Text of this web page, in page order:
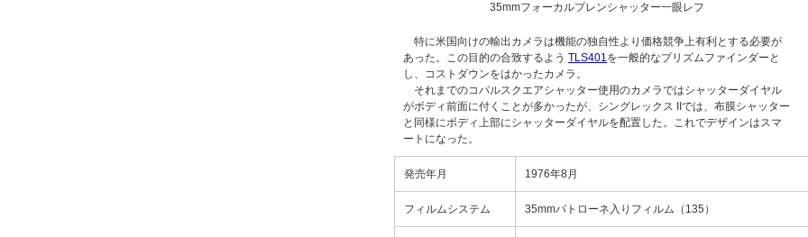
35mmフォーカルプレンシャッター一眼レフ
特に米国向けの輸出カメラは機能の独自性より価格競争上有利とする必要が
あった。この目的の合致するよう TLS401を一般的なプリズムファインダーと
し、コストダウンをはかったカメラ。
それまでのコパルスクエアシャッター使用のカメラではシャッターダイヤル
がボディ前面に付くことが多かったが、シングレックス IIでは、布膜シャッター
と同様にボディ上部にシャッターダイヤルを配置した。これでデザインはスマ
ートになった。
発売年月 1976年8月
フィルムシステム 35mmパトローネ入りフィルム（135）